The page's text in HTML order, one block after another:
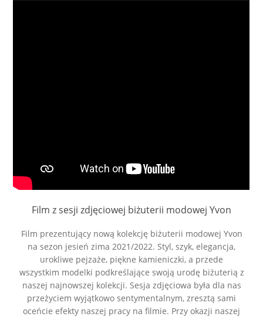
Film z sesji zdjęciowej biżuterii modowej Yvon
Film prezentujący nową kolekcję biżuterii modowej Yvon
na sezon jesień zima 2021/2022. Styl, szyk, elegancja,
urokliwe pejzaże, piękne kamieniczki, a przede
wszystkim modelki podkreślające swoją urodę biżuterią z
naszej najnowszej kolekcji. Sesja zdjęciowa była dla nas
przeżyciem wyjątkowo sentymentalnym, zresztą sami
oceńcie efekty naszej pracy na filmie. Przy okazji naszej